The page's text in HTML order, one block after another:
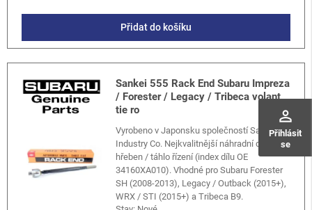
perm_identity
Přihlásit
se
Přidat do košíku
Sankei 555 Rack End Subaru Impreza
/ Forester / Legacy / Tribeca volant
tie ro
Vyrobeno v Japonsku společností Sankei
Industry Co. Nejkvalitnější náhradní díl pro
hřeben / táhlo řízení (index dílu OE
34160XA010). Vhodné pro Subaru Forester
SH (2008-2013), Legacy / Outback (2015+),
WRX / STI (2015+) a Tribeca B9.